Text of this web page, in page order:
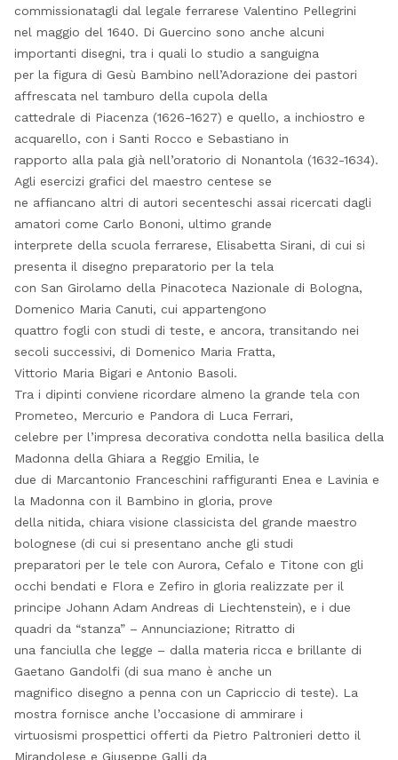
commissionatagli dal legale ferrarese Valentino Pellegrini
nel maggio del 1640. Di Guercino sono anche alcuni
importanti disegni, tra i quali lo studio a sanguigna
per la figura di Gesù Bambino nell’Adorazione dei pastori
affrescata nel tamburo della cupola della
cattedrale di Piacenza (1626-1627) e quello, a inchiostro e
acquarello, con i Santi Rocco e Sebastiano in
rapporto alla pala già nell’oratorio di Nonantola (1632-1634).
Agli esercizi grafici del maestro centese se
ne affiancano altri di autori secenteschi assai ricercati dagli
amatori come Carlo Bononi, ultimo grande
interprete della scuola ferrarese, Elisabetta Sirani, di cui si
presenta il disegno preparatorio per la tela
con San Girolamo della Pinacoteca Nazionale di Bologna,
Domenico Maria Canuti, cui appartengono
quattro fogli con studi di teste, e ancora, transitando nei
secoli successivi, di Domenico Maria Fratta,
Vittorio Maria Bigari e Antonio Basoli.
Tra i dipinti conviene ricordare almeno la grande tela con
Prometeo, Mercurio e Pandora di Luca Ferrari,
celebre per l’impresa decorativa condotta nella basilica della
Madonna della Ghiara a Reggio Emilia, le
due di Marcantonio Franceschini raffiguranti Enea e Lavinia e
la Madonna con il Bambino in gloria, prove
della nitida, chiara visione classicista del grande maestro
bolognese (di cui si presentano anche gli studi
preparatori per le tele con Aurora, Cefalo e Titone con gli
occhi bendati e Flora e Zefiro in gloria realizzate per il
principe Johann Adam Andreas di Liechtenstein), e i due
quadri da “stanza” – Annunciazione; Ritratto di
una fanciulla che legge – dalla materia ricca e brillante di
Gaetano Gandolfi (di sua mano è anche un
magnifico disegno a penna con un Capriccio di teste). La
mostra fornisce anche l’occasione di ammirare i
virtuosismi prospettici offerti da Pietro Paltronieri detto il
Mirandolese e Giuseppe Galli da